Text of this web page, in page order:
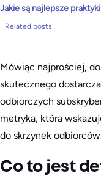
Jakie są najlepsze
Related posts:
Mówiąc najprościej,
skutecznego
odbiorczych
metryka, która
do skrzynek
Co to jest